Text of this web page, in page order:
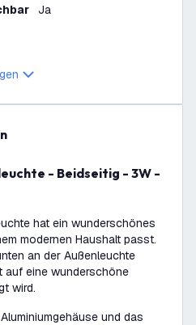
Ja
hat ein wunderschönes
modernen Haushalt passt.
an der Außenleuchte
auf eine wunderschöne
wird.
und das